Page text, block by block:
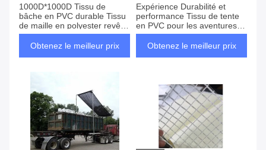
1000D*1000D Tissu de
bâche en PVC durable Tissu
de maille en polyester revêtu
en PVC pour tente extérieure
Obtenez le meilleur prix
Expérience Durabilité et
performance Tissu de tente
en PVC pour les aventures
en plein air
Obtenez le meilleur prix